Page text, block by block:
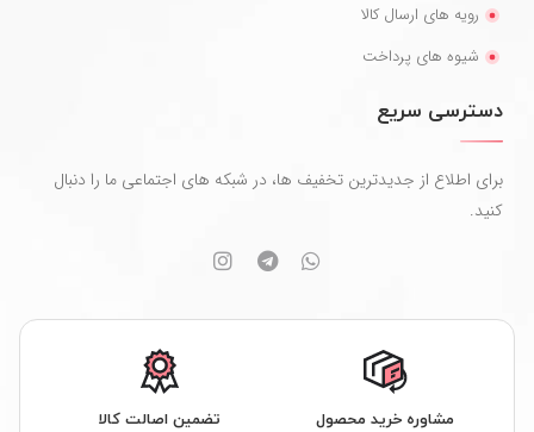
رویه های ارسال کالا
شیوه های پرداخت
دسترسی سریع
برای اطلاع از جدیدترین تخفیف ها، در شبکه های اجتماعی ما را دنبال
کنید.
مشاوره خرید محصول تضمین اصالت کالا